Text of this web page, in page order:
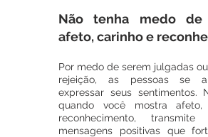
Não tenha medo de
afeto, carinho e
Por medo de serem julgadas
rejeição, as pessoas se
expressar seus sentimentos.
quando você mostra
reconhecimento,
mensagens positivas que